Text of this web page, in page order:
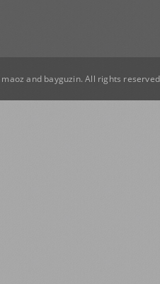
maoz and bayguzin. All rights